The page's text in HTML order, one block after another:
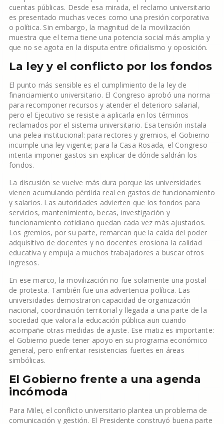
cuentas públicas. Desde esa mirada, el reclamo universitario
es presentado muchas veces como una presión corporativa
o política. Sin embargo, la magnitud de la movilización
muestra que el tema tiene una potencia social más amplia y
que no se agota en la disputa entre oficialismo y oposición.
La ley y el conflicto por los fondos
El punto más sensible es el cumplimiento de la ley de
financiamiento universitario. El Congreso aprobó una norma
para recomponer recursos y atender el deterioro salarial,
pero el Ejecutivo se resiste a aplicarla en los términos
reclamados por el sistema universitario. Esa tensión instala
una pelea institucional: para rectores y gremios, el Gobierno
incumple una ley vigente; para la Casa Rosada, el Congreso
intenta imponer gastos sin explicar de dónde saldrán los
fondos.
La discusión se vuelve más dura porque las universidades
vienen acumulando pérdida real en gastos de funcionamiento
y salarios. Las autoridades advierten que los fondos para
servicios, mantenimiento, becas, investigación y
funcionamiento cotidiano quedan cada vez más ajustados.
Los gremios, por su parte, remarcan que la caída del poder
adquisitivo de docentes y no docentes erosiona la calidad
educativa y empuja a muchos trabajadores a buscar otros
ingresos.
En ese marco, la movilización no fue solamente una postal
de protesta. También fue una advertencia política. Las
universidades demostraron capacidad de organización
nacional, coordinación territorial y llegada a una parte de la
sociedad que valora la educación pública aun cuando
acompañe otras medidas de ajuste. Ese matiz es importante:
el Gobierno puede tener apoyo en su programa económico
general, pero enfrentar resistencias fuertes en áreas
simbólicas.
El Gobierno frente a una agenda
incómoda
Para Milei, el conflicto universitario plantea un problema de
comunicación y gestión. El Presidente construyó buena parte